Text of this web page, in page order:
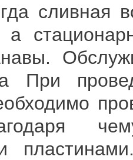
сливная
а
При